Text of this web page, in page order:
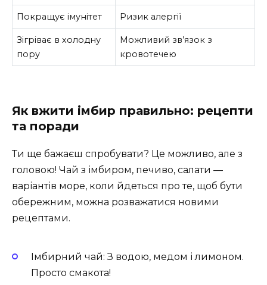
Покращує імунітет Ризик алергії
Зігріває в холодну
пору
Можливий зв’язок з
кровотечею
Як вжити імбир правильно: рецепти
та поради
Ти ще бажаєш спробувати? Це можливо, але з
головою! Чай з імбиром, печиво, салати —
варіантів море, коли йдеться про те, щоб бути
обережним, можна розважатися новими
рецептами.
Імбирний чай: З водою, медом і лимоном.
Просто смакота!